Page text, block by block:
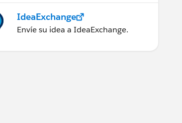
IdeaExchange
Envíe su idea a IdeaExchange.